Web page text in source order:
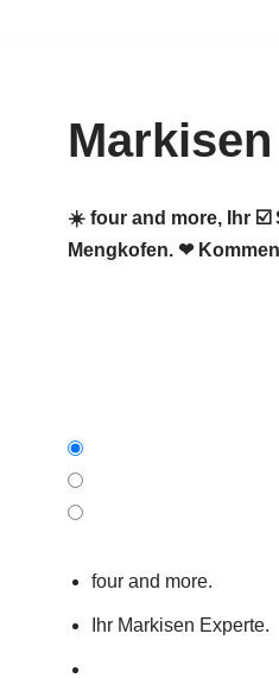
springen
☀️ four and more, Ihr ☑️
Mengkofen. ❤
four and more.
Ihr Markisen Experte.